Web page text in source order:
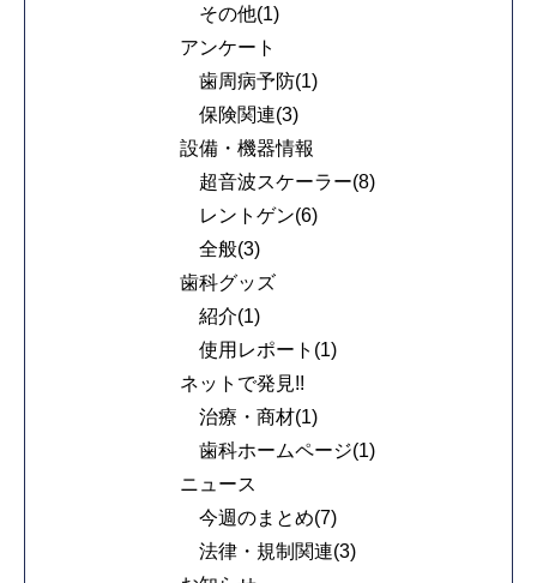
その他(1)
アンケート
歯周病予防(1)
保険関連(3)
設備・機器情報
超音波スケーラー(8)
レントゲン(6)
全般(3)
歯科グッズ
紹介(1)
使用レポート(1)
ネットで発見!!
治療・商材(1)
歯科ホームページ(1)
ニュース
今週のまとめ(7)
法律・規制関連(3)